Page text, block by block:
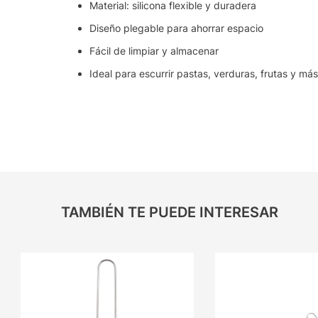
Material: silicona flexible y duradera
Diseño plegable para ahorrar espacio
Fácil de limpiar y almacenar
Ideal para escurrir pastas, verduras, frutas y más
TAMBIÉN TE PUEDE INTERESAR